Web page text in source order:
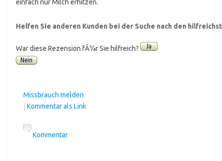
einfach nur Milch erhitzen.
Helfen Sie anderen Kunden bei der Suche nach den
War diese Rezension fÃ¼r Sie hilfreich?
Missbrauch melden
Kommentar als Link
Kommentar